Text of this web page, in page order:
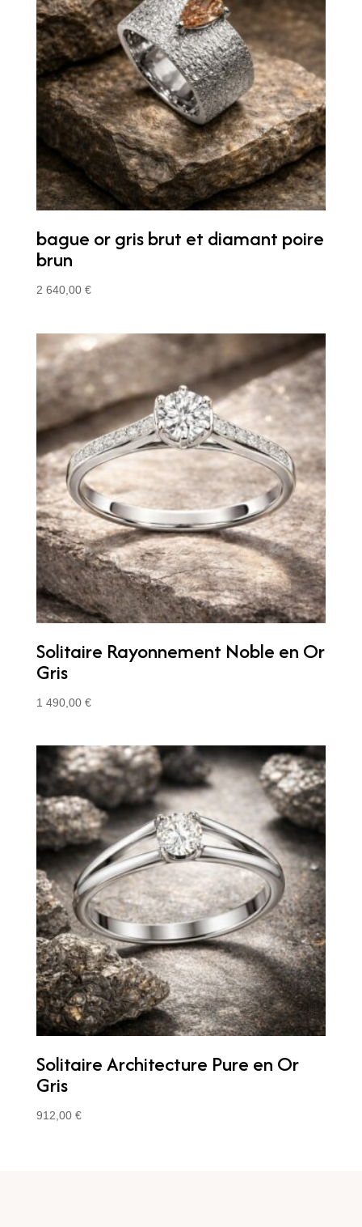
bague or gris brut et diamant poire
brun
2 640,00 €
Solitaire Rayonnement Noble en Or
Gris
1 490,00 €
Solitaire Architecture Pure en Or
Gris
912,00 €